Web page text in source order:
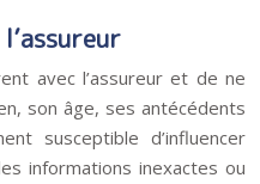
avec l’assureur et de ne
son âge, ses antécédents
susceptible d’influencer
informations inexactes ou